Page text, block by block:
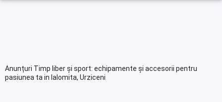
Anunțuri Timp liber și sport: echipamente și accesorii pentru
pasiunea ta in Ialomita, Urziceni